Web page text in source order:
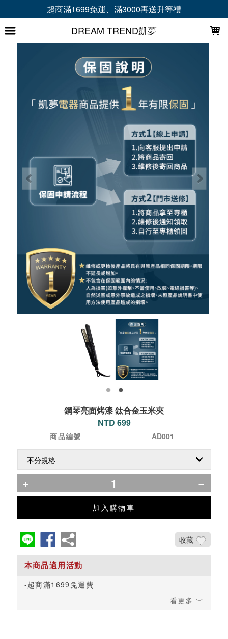
DREAM TREND凱夢
電器商品皆有1年保固
鋼琴亮面烤漆 鈦合金玉米夾
NTD 699
商品編號 AD001
加入購物車
收藏
超商滿1699免運費